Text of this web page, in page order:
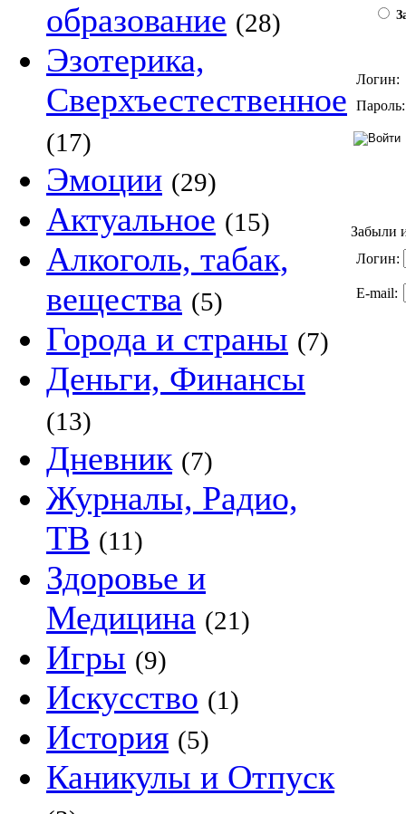
образование (28)
Эзотерика,
Сверхъестественное
(17)
Эмоции (29)
Актуальное (15)
Алкоголь, табак,
вещества (5)
Города и страны (7)
Деньги, Финансы
(13)
Дневник (7)
Журналы, Радио,
ТВ (11)
Здоровье и
Медицина (21)
Игры (9)
Искусство (1)
История (5)
Каникулы и Отпуск
Логин:
Пароль:
Забыли
Логин:
E-mail: